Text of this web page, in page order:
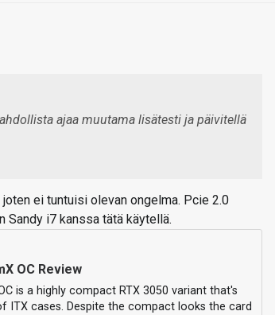
ajaa muutama lisätesti ja päivitellä
ei tuntuisi olevan ongelma. Pcie 2.0
Sandy i7 kanssa tätä käytellä.
OC Review
is a highly compact RTX 3050 variant that's
ITX cases. Despite the compact looks the card